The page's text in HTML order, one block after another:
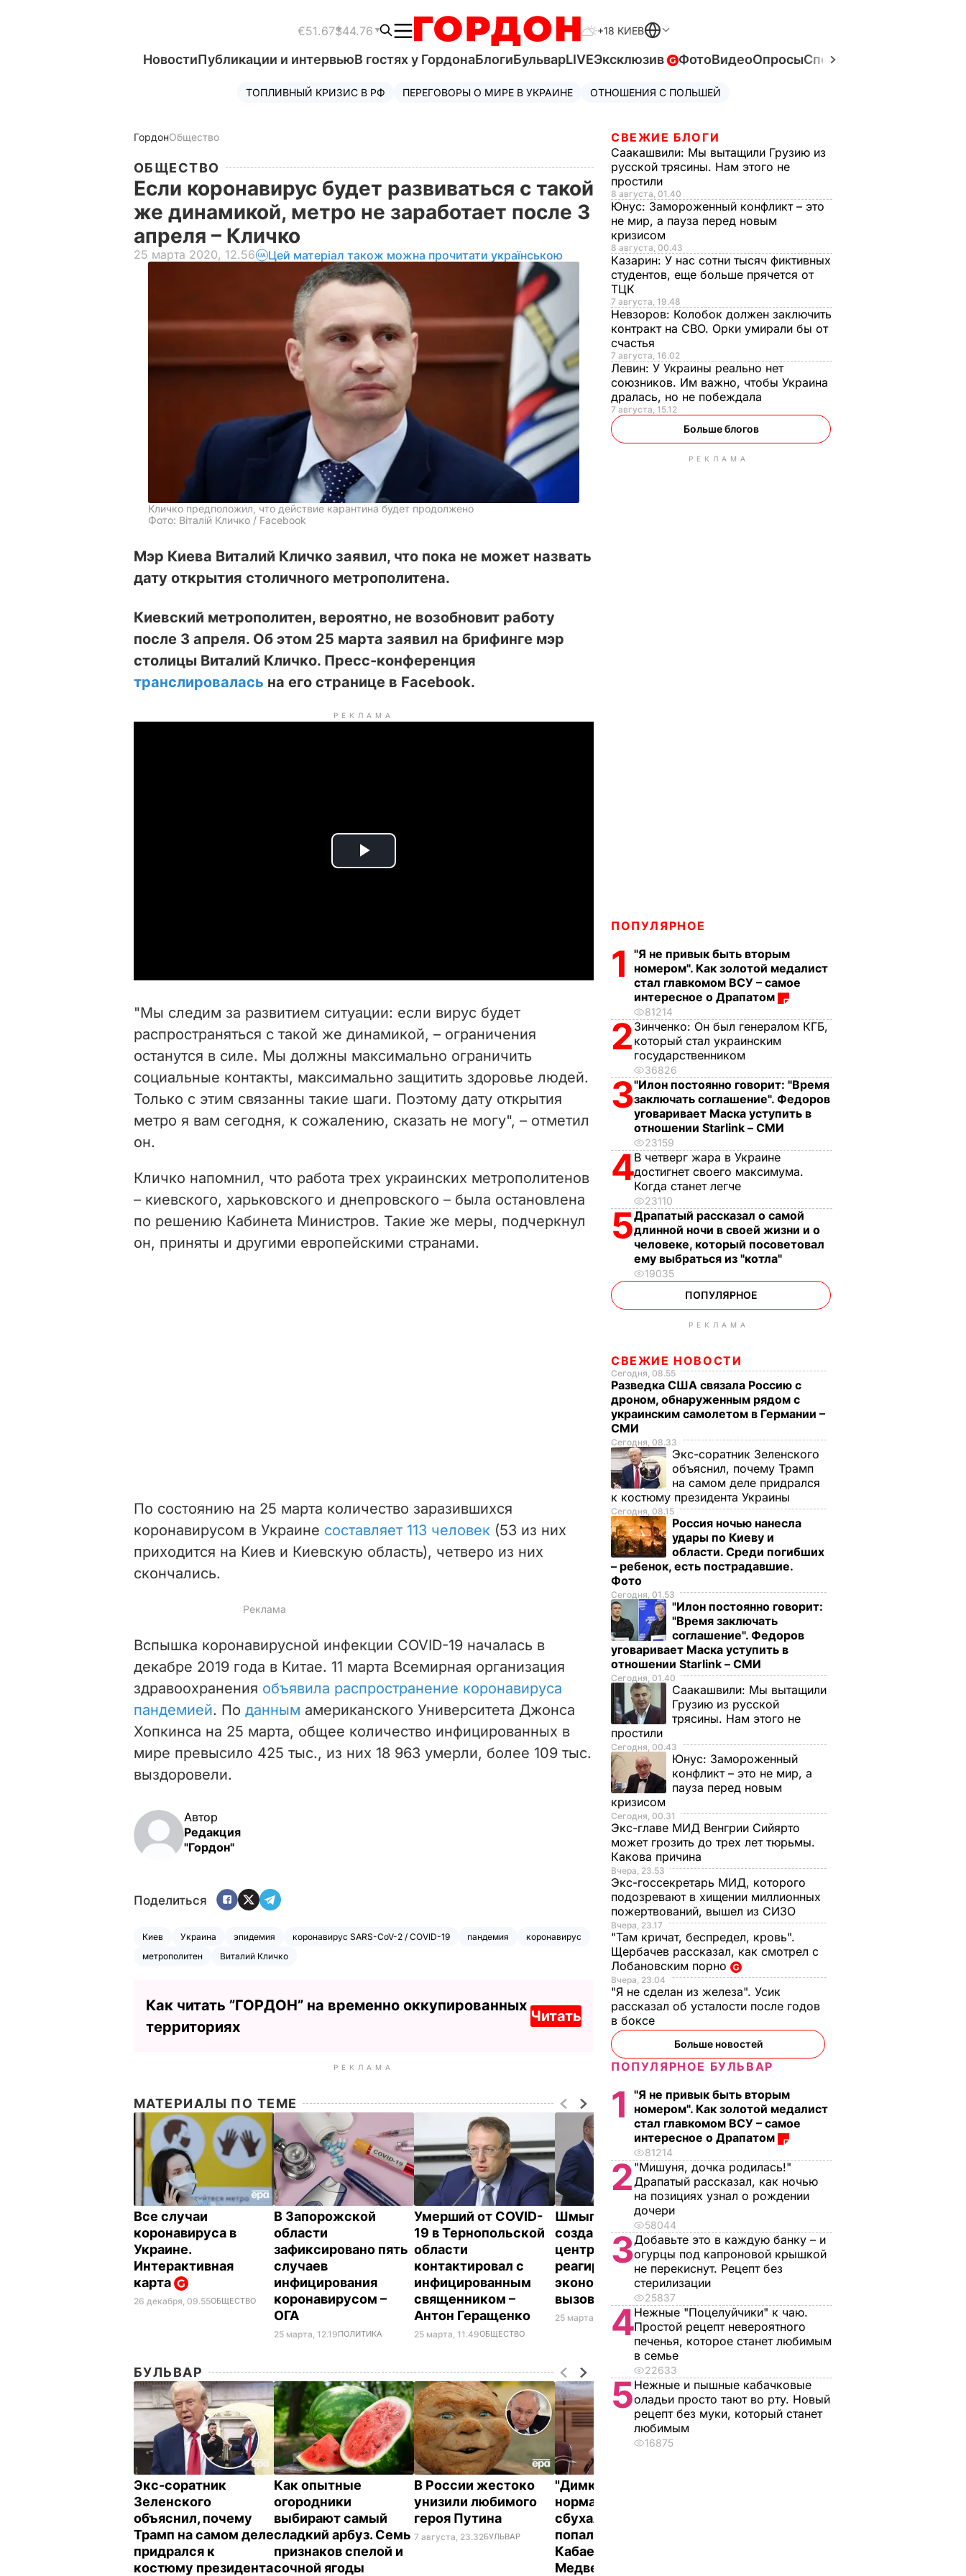
€51.67$44.76 +18 КИЕВ
НовостиПубликации и интервьюВ гостях у ГордонаБлогиБульварLIVEЭксклюзив ФотоВидеоОпросыСпецпроекты
ТОПЛИВНЫЙ КРИЗИС В РФ ПЕРЕГОВОРЫ О МИРЕ В УКРАИНЕ ОТНОШЕНИЯ С ПОЛЬШЕЙ
ГордонОбщество
ОБЩЕСТВО
Если коронавирус будет развиваться с такой
же динамикой, метро не заработает после 3
апреля – Кличко
25 марта 2020, 12.56 Цей матеріал також можна прочитати українською
Кличко предположил, что действие карантина будет продолжено
Фото: Віталій Кличко / Facebook
Мэр Киева Виталий Кличко заявил, что пока не может назвать
дату открытия столичного метрополитена.
Киевский метрополитен, вероятно, не возобновит работу
после 3 апреля. Об этом 25 марта заявил на брифинге мэр
столицы Виталий Кличко. Пресс-конференция
транслировалась на его странице в Facebook.
РЕКЛАМА
P
i
d
e
o
"Мы следим за развитием ситуации: если вирус будет
распространяться с такой же динамикой, – ограничения
останутся в силе. Мы должны максимально ограничить
социальные контакты, максимально защитить здоровье людей.
Только с этим связанны такие шаги. Поэтому дату открытия
метро я вам сегодня, к сожалению, сказать не могу", – отметил
он.
Кличко напомнил, что работа трех украинских метрополитенов
– киевского, харьковского и днепровского – была остановлена
по решению Кабинета Министров. Такие же меры, подчеркнул
он, приняты и другими европейскими странами.
По состоянию на 25 марта количество заразившихся
коронавирусом в Украине составляет 113 человек (53 из них
приходится на Киев и Киевскую область), четверо из них
скончались.
Вспышка коронавирусной инфекции COVID-19 началась в
декабре 2019 года в Китае. 11 марта Всемирная организация
здравоохранения объявила распространение коронавируса
пандемией. По данным американского Университета Джонса
Хопкинса на 25 марта, общее количество инфицированных в
мире превысило 425 тыс., из них 18 963 умерли, более 109 тыс.
выздоровели.
Автор
Редакция
"Гордон"
Поделиться
Киев Украина эпидемия коронавирус SARS-CoV-2 / COVID-19 пандемия
коронавирус
метрополитен
Виталий Кличко
Как читать ”ГОРДОН” на временно оккупированных
территориях
Читать
РЕКЛАМА
МАТЕРИАЛЫ ПО ТЕМЕ
Все случаи
коронавируса в
Украине.
Интерактивная
карта
26 декабря, 09.55ОБЩЕСТВО
В Запорожской
области
зафиксировано пять
случаев
инфицирования
коронавирусом –
ОГА
25 марта, 12.19ПОЛИТИКА
Умерший от COVID-
19 в Тернопольской
области
контактировал с
инфицированным
священником –
Антон Геращенко
25 марта, 11.49ОБЩЕСТВО
Шмыгаль сообщил о
создании "мозгового
центра" для
реагирования на
экономические
вызовы
25 марта, 10.55ПОЛИТИКА
БУЛЬВАР
Экс-соратник
Зеленского
объяснил, почему
Трамп на самом деле
придрался к
костюму президента
Как опытные
огородники
выбирают самый
сладкий арбуз. Семь
признаков спелой и
сочной ягоды
В России жестоко
унизили любимого
героя Путина
7 августа, 23.32БУЛЬВАР
"Димка был вроде
нормальный, пока не
сбухался". В сеть
попали снимки
Кабаевой с
Медведевым
СВЕЖИЕ БЛОГИ
Саакашвили: Мы вытащили Грузию из
русской трясины. Нам этого не
простили
8 августа, 01.40
Юнус: Замороженный конфликт – это
не мир, а пауза перед новым
кризисом
8 августа, 00.43
Казарин: У нас сотни тысяч фиктивных
студентов, еще больше прячется от
ТЦК
7 августа, 19.48
Невзоров: Колобок должен заключить
контракт на СВО. Орки умирали бы от
счастья
7 августа, 16.02
Левин: У Украины реально нет
союзников. Им важно, чтобы Украина
дралась, но не побеждала
7 августа, 15.12
Больше блогов
РЕКЛАМА
ПОПУЛЯРНОЕ
1
"Я не привык быть вторым
номером". Как золотой медалист
стал главкомом ВСУ – самое
интересное о Драпатом
81214
2 Зинченко: Он был генералом КГБ,
который стал украинским
государственником
36826
3"Илон постоянно говорит: "Время
заключать соглашение". Федоров
уговаривает Маска уступить в
отношении Starlink – СМИ
23159
4В четверг жара в Украине
достигнет своего максимума.
Когда станет легче
23110
5Драпатый рассказал о самой
длинной ночи в своей жизни и о
человеке, который посоветовал
ему выбраться из "котла"
19035
ПОПУЛЯРНОЕ
РЕКЛАМА
СВЕЖИЕ НОВОСТИ
Сегодня, 08.55
Разведка США связала Россию с
дроном, обнаруженным рядом с
украинским самолетом в Германии –
СМИ
Сегодня, 08.33
Экс-соратник Зеленского
объяснил, почему Трамп
на самом деле придрался
к костюму президента Украины
Сегодня, 08.15
Россия ночью нанесла
удары по Киеву и
области. Среди погибших
– ребенок, есть пострадавшие.
Фото
Сегодня, 01.53
"Илон постоянно говорит:
"Время заключать
соглашение". Федоров
уговаривает Маска уступить в
отношении Starlink – СМИ
Сегодня, 01.40
Саакашвили: Мы вытащили
Грузию из русской
трясины. Нам этого не
простили
Сегодня, 00.43
Юнус: Замороженный
конфликт – это не мир, а
пауза перед новым
кризисом
Сегодня, 00.31
Экс-главе МИД Венгрии Сийярто
может грозить до трех лет тюрьмы.
Какова причина
Вчера, 23.53
Экс-госсекретарь МИД, которого
подозревают в хищении миллионных
пожертвований, вышел из СИЗО
Вчера, 23.17
"Там кричат, беспредел, кровь".
Щербачев рассказал, как смотрел с
Лобановским порно
Вчера, 23.04
"Я не сделан из железа". Усик
рассказал об усталости после годов
в боксе
Больше новостей
ПОПУЛЯРНОЕ БУЛЬВАР
1
"Я не привык быть вторым
номером". Как золотой медалист
стал главкомом ВСУ – самое
интересное о Драпатом
81214
2 "Мишуня, дочка родилась!"
Драпатый рассказал, как ночью
на позициях узнал о рождении
дочери
58044
3Добавьте это в каждую банку – и
огурцы под капроновой крышкой
не перекиснут. Рецепт без
стерилизации
25837
4Нежные "Поцелуйчики" к чаю.
Простой рецепт невероятного
печенья, которое станет любимым
в семье
22633
5Нежные и пышные кабачковые
оладьи просто тают во рту. Новый
рецепт без муки, который станет
любимым
16875